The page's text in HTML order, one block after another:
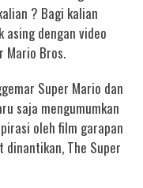
? Bagi kalian
dengan video
Mario Bros.
Super Mario dan
saja mengumumkan
oleh film garapan
dinantikan, The Super